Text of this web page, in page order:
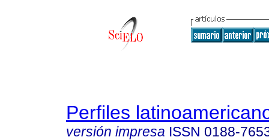
Perfiles
versión impresa ISSN 0188-